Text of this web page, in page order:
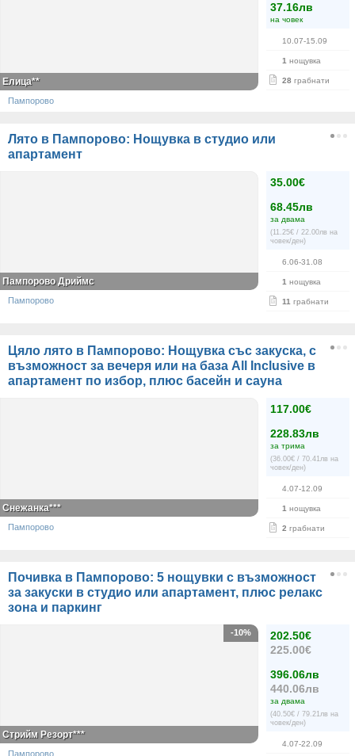
37.16лв
на човек
10.07-15.09
1 нощувка
28 грабнати
Елица**
Пампорово
Лято в Пампорово: Нощувка в студио или
апартамент
35.00€
68.45лв
за двама
(11.25€ / 22.00лв на
човек/ден)
6.06-31.08
1 нощувка
11 грабнати
Пампорово Дриймс
Пампорово
Цяло лято в Пампорово: Нощувка със закуска, с
възможност за вечеря или на база All Inclusive в
апартамент по избор, плюс басейн и сауна
117.00€
228.83лв
за трима
(36.00€ / 70.41лв на
човек/ден)
4.07-12.09
1 нощувка
2 грабнати
Снежанка***
Пампорово
Почивка в Пампорово: 5 нощувки с възможност
за закуски в студио или апартамент, плюс релакс
зона и паркинг
202.50€
225.00€
396.06лв
440.06лв
за двама
(40.50€ / 79.21лв на
човек/ден)
4.07-22.09
-10%
Стрийм Резорт***
Пампорово